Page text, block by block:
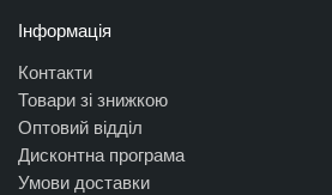
Інформація
Контакти
Товари зі знижкою
Оптовий відділ
Дисконтна програма
Умови доставки